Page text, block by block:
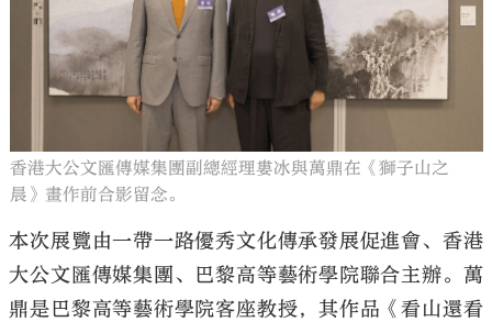
香港大公文匯傳媒集團副總經理婁冰與萬鼎在《獅子山之
晨》畫作前合影留念。
本次展覽由一帶一路優秀文化傳承發展促進會、香港
大公文匯傳媒集團、巴黎高等藝術學院聯合主辦。萬
鼎是巴黎高等藝術學院客座教授，其作品《看山還看